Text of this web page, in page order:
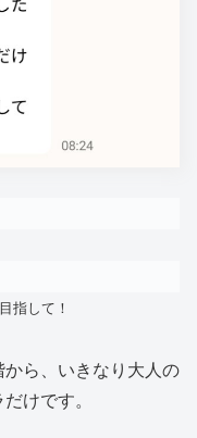
指して！
ら、いきなり大人の
けです。